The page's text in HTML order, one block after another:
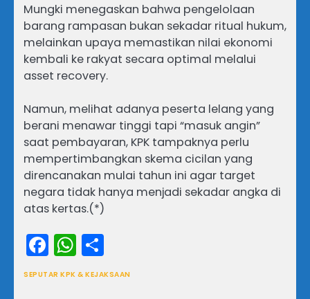
Mungki menegaskan bahwa pengelolaan
barang rampasan bukan sekadar ritual hukum,
melainkan upaya memastikan nilai ekonomi
kembali ke rakyat secara optimal melalui
asset recovery.
Namun, melihat adanya peserta lelang yang
berani menawar tinggi tapi “masuk angin”
saat pembayaran, KPK tampaknya perlu
mempertimbangkan skema cicilan yang
direncanakan mulai tahun ini agar target
negara tidak hanya menjadi sekadar angka di
atas kertas.(*)
Facebook
WhatsApp
SEPUTAR KPK & KEJAKSAAN